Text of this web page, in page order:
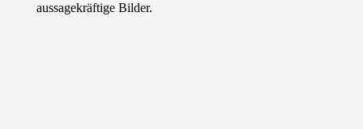
aussagekräftige Bilder.